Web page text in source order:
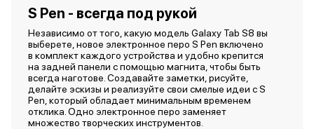
S Pen - всегда под рукой
Независимо от того, какую модель Galaxy Tab S8 вы
выберете, новое электронное перо S Pen включено
в комплект каждого устройства и удобно крепится
на задней панели с помощью магнита, чтобы быть
всегда наготове. Создавайте заметки, рисуйте,
делайте эскизы и реализуйте свои смелые идеи с S
Pen, который обладает минимальным временем
отклика. Одно электронное перо заменяет
множество творческих инструментов.